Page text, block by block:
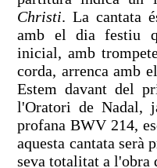
Christi. La cantata
amb el dia festiu
inicial, amb
corda, arrenca amb
Estem davant del
l'Oratori de Nadal,
profana BWV 214,
aquesta cantata serà
seva totalitat a l'obra